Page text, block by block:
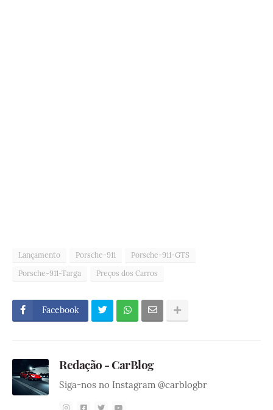
Lançamento Porsche-911
Porsche-911-GTS
Porsche-911-Targa
Preços dos Carros
Facebook
Redação - CarBlog
Siga-nos no Instagram @carblogbr